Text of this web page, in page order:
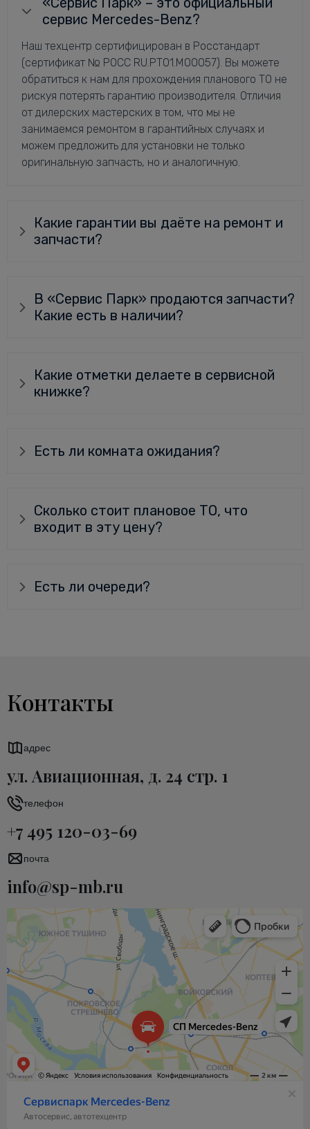
сервис Mercedes-Benz?
Наш техцентр сертифицирован в Росстандарт
(сертификат № РОСС RU.РТ01.М00057). Вы можете
обратиться к нам для прохождения планового ТО не
рискуя потерять гарантию производителя. Отличия
от дилерских мастерских в том, что мы не
занимаемся ремонтом в гарантийных случаях и
можем предложить для установки не только
оригинальную запчасть, но и аналогичную.
Какие гарантии вы даёте на ремонт и
запчасти?
В «Сервис Парк» продаются запчасти?
Какие есть в наличии?
Какие отметки делаете в сервисной
книжке?
Есть ли комната ожидания?
Сколько стоит плановое ТО, что
входит в эту цену?
Есть ли очереди?
Контакты
адрес
ул. Авиационная, д. 24 стр. 1
телефон
+7 495 120-03-69
почта
info@sp-mb.ru